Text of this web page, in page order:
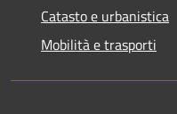
Catasto e urbanistica
Mobilità e trasporti